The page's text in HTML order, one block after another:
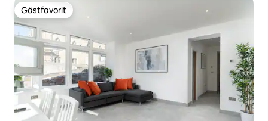
Gästfavorit
Gästfavorit